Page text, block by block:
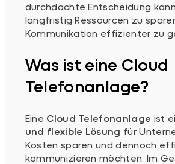
durchdachte Entscheidung
langfristig Ressourcen zu
Kommunikation effizienter zu
Was ist eine Cloud
Telefonanlage?
Eine Cloud Telefonanlage ist
und flexible Lösung für
Kosten sparen und dennoch
kommunizieren möchten. Im